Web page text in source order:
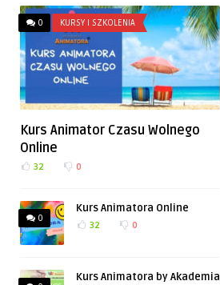
0 KURSY I SZKOLENIA
Kurs Animator Czasu Wolnego
Online
32 0
0
Kurs Animatora Online
32 0
Kurs Animatora by Akademia